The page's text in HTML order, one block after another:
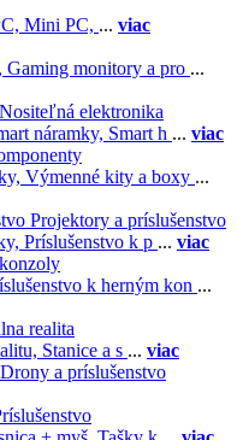
Mini PC, ... viac
Gaming monitory a pro ...
Nositeľná elektronika
náramky, Smart h ... viac
Výmenné kity a boxy ...
Projektory a príslušenstvo
Príslušenstvo k p ... viac
k herným kon ...
realita
Stanice a s ... viac
Drony a príslušenstvo